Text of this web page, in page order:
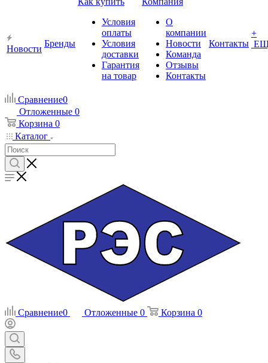
Новости
Бренды
Условия
оплаты
Условия
доставки
Гарантия
на товар
О
компании
Новости
Команда
Отзывы
Контакты
Контакты
+
Сравнение0
Отложенные 0
Корзина 0
Каталог
Сравнение0 Отложенные 0 Корзина 0